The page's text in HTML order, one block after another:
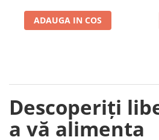
Accesorii instrumente de masura
Camere Termice
ADAUGA IN COS
Descoperiți
a vă alimenta